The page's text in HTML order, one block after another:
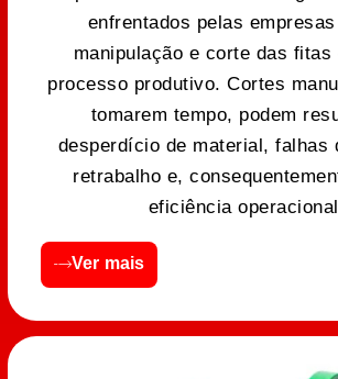
enfrentados pelas
manipulação e corte das fitas
processo produtivo. Cortes
tomarem tempo, podem
desperdício de material, falhas
retrabalho e,
eficiência
Ver mais